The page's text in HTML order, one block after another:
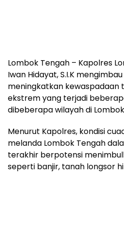
Lombok Tengah – Kapolres
Iwan Hidayat, S.I.K
meningkatkan kewaspadaan
ekstrem yang terjadi
dibeberapa wilayah di
Menurut Kapolres, kondisi
melanda Lombok Tengah
terakhir berpotensi
seperti banjir, tanah longsor